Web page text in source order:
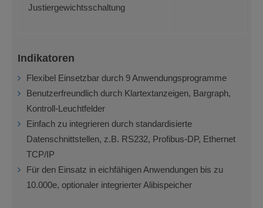
Justiergewichtsschaltung
Indikatoren
Flexibel Einsetzbar durch 9 Anwendungsprogramme
Benutzerfreundlich durch Klartextanzeigen, Bargraph,
Kontroll-Leuchtfelder
Einfach zu integrieren durch standardisierte
Datenschnittstellen, z.B. RS232, Profibus-DP, Ethernet
TCP/IP
Für den Einsatz in eichfähigen Anwendungen bis zu
10.000e, optionaler integrierter Alibispeicher